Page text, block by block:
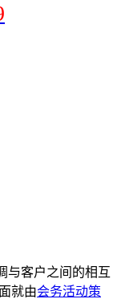
客户之间的相互
就由会务活动策